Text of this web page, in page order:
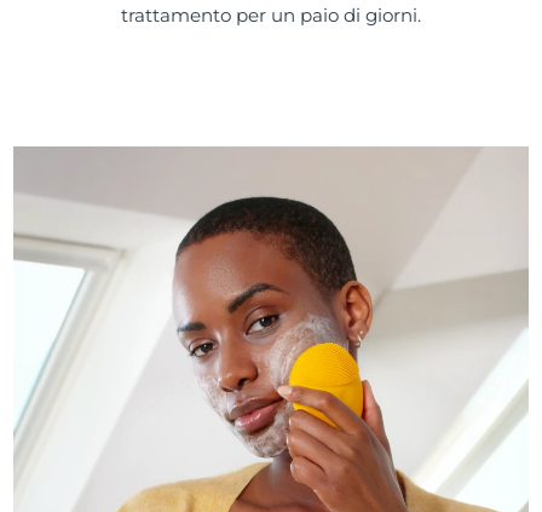
trattamento per un paio di giorni.